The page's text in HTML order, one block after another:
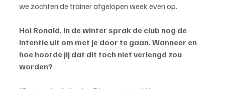
we zochten de trainer afgelopen week even op.
Hoi Ronald, in de winter sprak de club nog de
intentie uit om met je door te gaan. Wanneer en
hoe hoorde jij dat dit toch niet verlengd zou
worden?